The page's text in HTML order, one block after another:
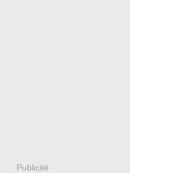
Publicité